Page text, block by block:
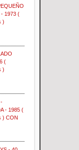
- 1973 (
)
(
)
- 1985 (
) CON